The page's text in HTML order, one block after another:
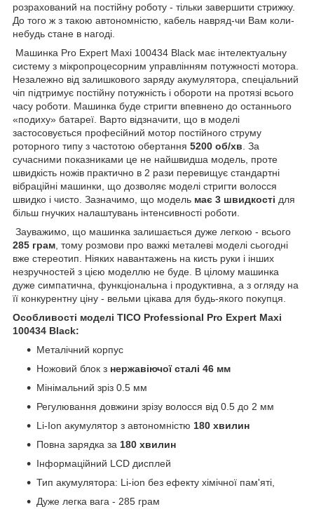
розрахований на постійну роботу - тільки завершити стрижку.
До того ж з такою автономністю, кабель навряд-чи Вам коли-
небудь стане в нагоді.
Машинка Pro Expert Maxi 100434 Black має інтелектуальну
систему з мікропроцесорним управлінням потужності мотора.
Незалежно від залишкового заряду акумулятора, спеціальний
чіп підтримує постійну потужність і обороти на протязі всього
часу роботи. Машинка буде стригти впевнено до останнього
«подиху» батареї. Варто відзначити, що в моделі
застосовується професійний мотор постійного струму
роторного типу з частотою обертання 5200 об/хв . За
сучасними показниками це не найшвидша модель, проте
швидкість ножів практично в 2 рази перевищує стандартні
вібраційні машинки, що дозволяє моделі стригти волосся
швидко і чисто. Зазначимо, що модель має 3 швидкості для
більш гнучких налаштувань інтенсивності роботи.
Зауважимо, що машинка залишається дуже легкою - всього
285 грам , тому розмови про важкі металеві моделі сьогодні
вже стереотип. Ніяких навантажень на кисть руки і інших
незручностей з цією моделлю не буде. В цілому машинка
дуже симпатична, функціональна і продуктивна, а з огляду на
її конкурентну ціну - вельми цікава для будь-якого покупця.
Особливості моделі TICO Professional Pro Expert Maxi
100434 Black:
Металічний корпус
Ножовий блок з нержавіючої сталі 46 мм
Мінімальний зріз 0.5 мм
Регулювання довжини зрізу волосся від 0.5 до 2 мм
Li-Ion акумулятор з автономністю 180 хвилин
Повна зарядка за 180 хвилин
Інформаційний LCD дисплей
Тип акумулятора: Li-ion без ефекту хімічної пам'яті,
Дуже легка вага - 285 грам